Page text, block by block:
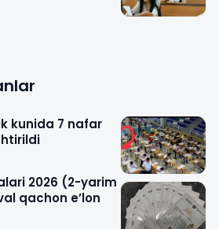
kunida 7 nafar
2026 (2-yarim
qachon e’lon